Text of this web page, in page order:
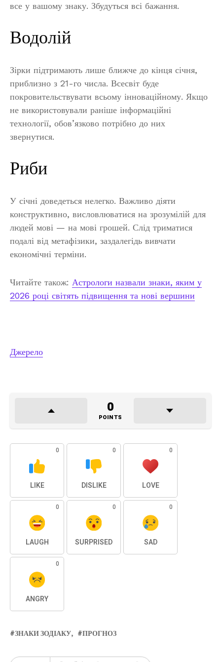
все у вашому знаку. Збудуться всі бажання.
Водолій
Зірки підтримають лише ближче до кінця січня,
приблизно з 21-го числа. Всесвіт буде
покровительствувати всьому інноваційному. Якщо
не використовували раніше інформаційні
технології, обов’язково потрібно до них
звернутися.
Риби
У січні доведеться нелегко. Важливо діяти
конструктивно, висловлюватися на зрозумілій для
людей мові — на мові грошей. Слід триматися
подалі від метафізики, заздалегідь вивчати
економічні терміни.
Читайте також: Астрологи назвали знаки, яким у
2026 році світять підвищення та нові вершини
Джерело
0
POINTS
0
LIKE
0
DISLIKE
0
LOVE
0
LAUGH
0
SURPRISED
0
SAD
0
ANGRY
ЗНАКИ ЗОДІАКУ ПРОГНОЗ